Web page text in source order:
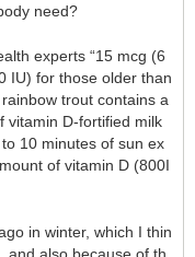
need?
experts “15 mcg (6
IU) for those older than
trout contains a
vitamin D-fortified milk
10 minutes of sun ex
of vitamin D (800I
in winter, which I thin